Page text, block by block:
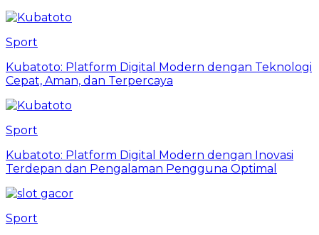
Sport
Kubatoto: Platform Digital Modern dengan Teknologi
Cepat, Aman, dan Terpercaya
Sport
Kubatoto: Platform Digital Modern dengan Inovasi
Terdepan dan Pengalaman Pengguna Optimal
Sport